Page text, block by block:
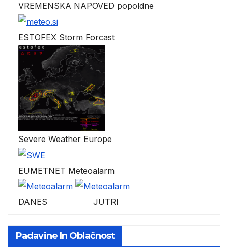
VREMENSKA NAPOVED popoldne
ESTOFEX Storm Forcast
Severe Weather Europe
EUMETNET Meteoalarm
DANES JUTRI
Padavine In Oblačnost